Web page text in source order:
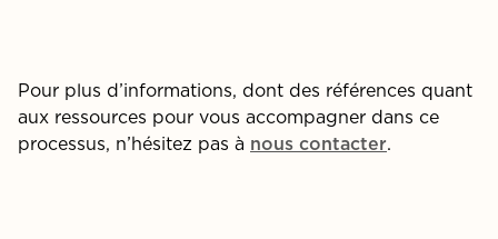
Pour plus d ’informations, dont des références quant
aux ressources pour vous accompagner dans ce
processus, n’hésitez pas à nous contacter.